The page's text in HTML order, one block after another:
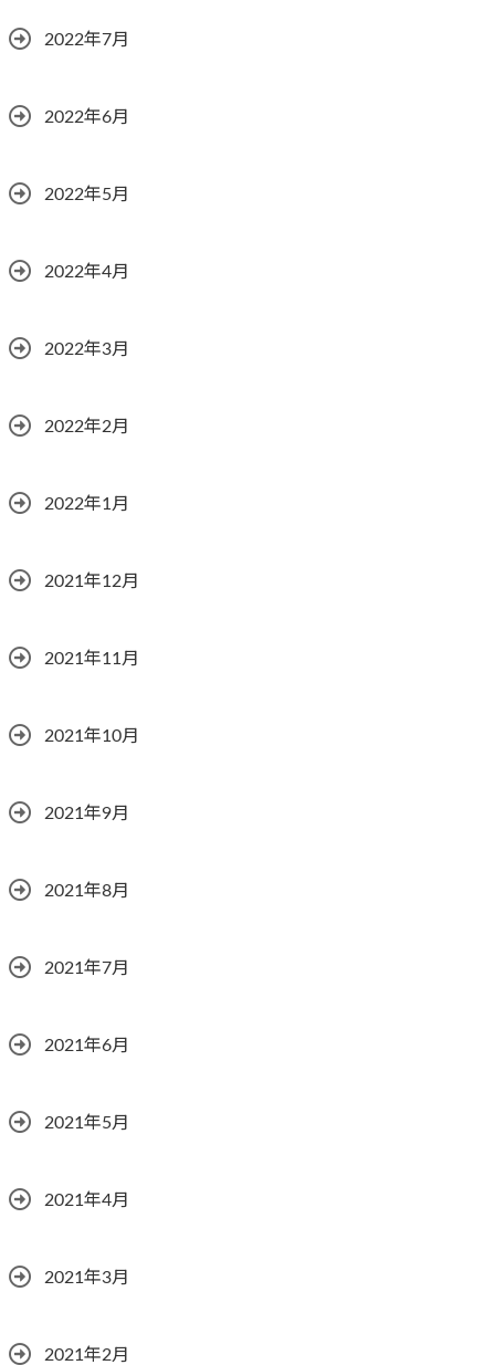
2022年7月
2022年6月
2022年5月
2022年4月
2022年3月
2022年2月
2022年1月
2021年12月
2021年11月
2021年10月
2021年9月
2021年8月
2021年7月
2021年6月
2021年5月
2021年4月
2021年3月
2021年2月